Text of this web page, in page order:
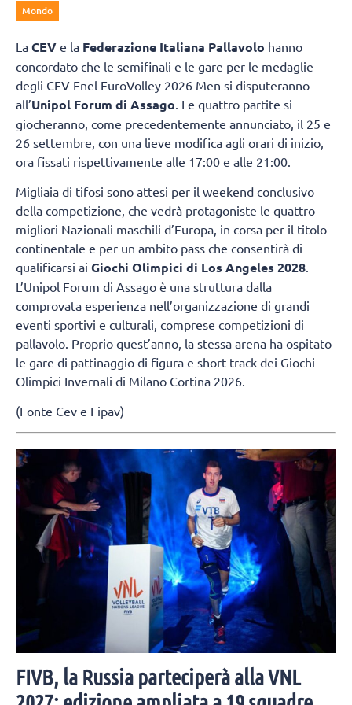
Mondo
La CEV e la Federazione Italiana Pallavolo hanno
concordato che le semifinali e le gare per le medaglie
degli CEV Enel EuroVolley 2026 Men si disputeranno
all’Unipol Forum di Assago . Le quattro partite si
giocheranno, come precedentemente annunciato, il 25 e
26 settembre, con una lieve modifica agli orari di inizio,
ora fissati rispettivamente alle 17:00 e alle 21:00.
Migliaia di tifosi sono attesi per il weekend conclusivo
della competizione, che vedrà protagoniste le quattro
migliori Nazionali maschili d’Europa, in corsa per il titolo
continentale e per un ambito pass che consentirà di
qualificarsi ai Giochi Olimpici di Los Angeles 2028
L’Unipol Forum di Assago è una struttura dalla
comprovata esperienza nell’organizzazione di grandi
eventi sportivi e culturali, comprese competizioni di
pallavolo. Proprio quest’anno, la stessa arena ha ospitato
le gare di pattinaggio di figura e short track dei Giochi
Olimpici Invernali di Milano Cortina 2026.
(Fonte Cev e Fipav)
FIVB, la Russia parteciperà alla VNL